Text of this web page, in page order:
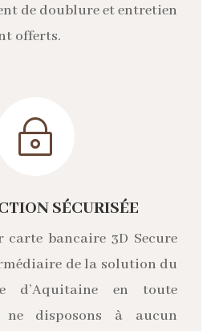
de doublure et entretien
offerts.
~
SÉCURISÉE
carte bancaire 3D Secure
de la solution du
d’Aquitaine en toute
ne disposons à aucun